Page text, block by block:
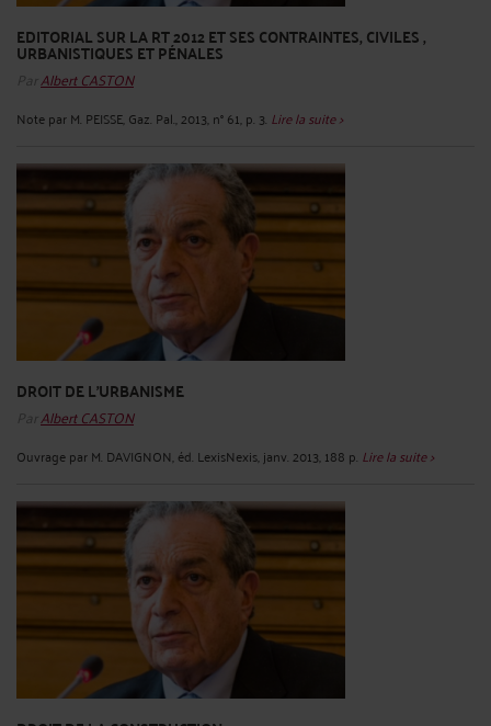
EDITORIAL SUR LA RT 2012 ET SES CONTRAINTES, CIVILES ,
URBANISTIQUES ET PÉNALES
ParAlbert CASTON
Note par M. PEISSE, Gaz. Pal., 2013, n° 61, p. 3. Lire la suite >
DROIT DE L'URBANISME
ParAlbert CASTON
Ouvrage par M. DAVIGNON, éd. LexisNexis, janv. 2013, 188 p. Lire la suite >